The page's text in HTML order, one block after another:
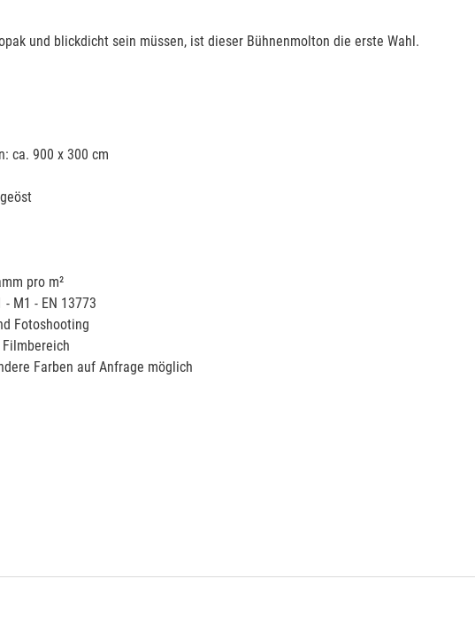
und blickdicht sein müssen, ist dieser Bühnenmolton die erste Wahl.
ca. 900 x 300 cm
pro m²
M1 - EN 13773
Fotoshooting
Filmbereich
Farben auf Anfrage möglich